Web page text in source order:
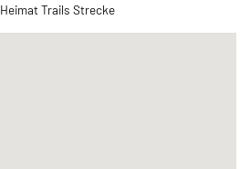
Heimat Trails Strecke